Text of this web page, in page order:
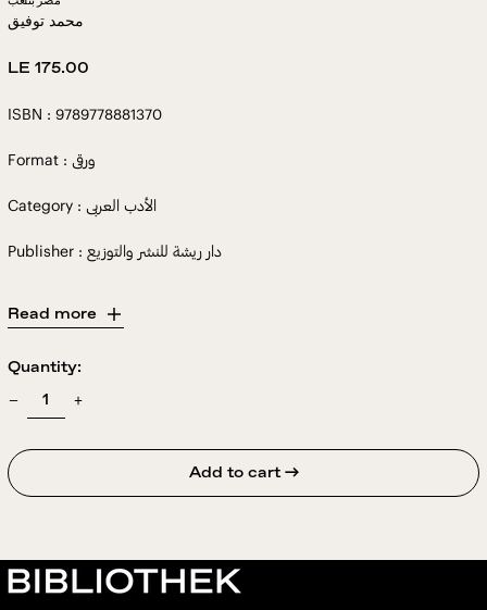
محمد توفيق
Regular
LE 175.00
ISBN : 9789778881370
Format : ورقى
Category : الأدب العربى
Publisher : دار ريشة للنشر والتوزيع
Read more
Quantity:
Add to cart →